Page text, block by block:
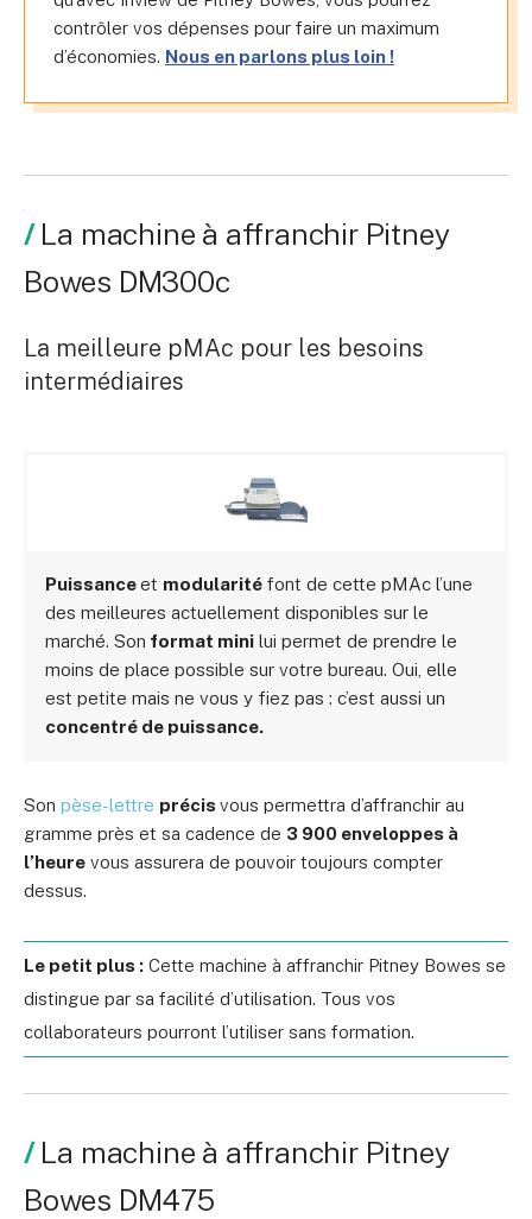
contrôler vos dépenses pour faire un maximum
d’économies. Nous en parlons plus loin !
La machine à affranchir Pitney
Bowes DM300c
La meilleure pMAc pour les besoins
intermédiaires
Puissanceet modularité font de cette pMAc l’une
des meilleures actuellement disponibles sur le
marché. Son format mini lui permet de prendre le
moins de place possible sur votre bureau. Oui, elle
est petite mais ne vous y fiez pas : c’est aussi un
concentré de puissance.
Son pèse-lettre précis vous permettra d’affranchir au
gramme près et sa cadence de 3 900 enveloppes à
l’heure vous assurera de pouvoir toujours compter
dessus.
Le petit plus : Cette machine à affranchir Pitney Bowes se
distingue par sa facilité d’utilisation. Tous vos
collaborateurs pourront l’utiliser sans formation.
La machine à affranchir Pitney
Bowes DM475